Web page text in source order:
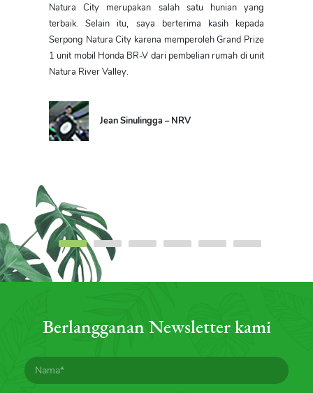
Natura City merupakan salah satu hunian yang
terbaik. Selain itu, saya berterima kasih kepada
Serpong Natura City karena memperoleh Grand Prize
1 unit mobil Honda BR-V dari pembelian rumah di unit
Natura River Valley.
Jean Sinulingga – NRV
Berlangganan Newsletter kami